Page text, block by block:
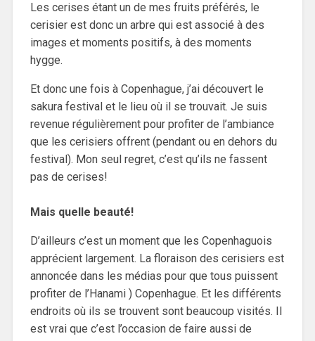
Les cerises étant un de mes fruits préférés, le
cerisier est donc un arbre qui est associé à des
images et moments positifs, à des moments
hygge.
Et donc une fois à Copenhague, j’ai découvert le
sakura festival et le lieu où il se trouvait. Je suis
revenue régulièrement pour profiter de l’ambiance
que les cerisiers offrent (pendant ou en dehors du
festival). Mon seul regret, c’est qu’ils ne fassent
pas de cerises!
Mais quelle beauté!
D’ailleurs c’est un moment que les Copenhaguois
apprécient largement. La floraison des cerisiers est
annoncée dans les médias pour que tous puissent
profiter de l’Hanami ) Copenhague. Et les différents
endroits où ils se trouvent sont beaucoup visités. Il
est vrai que c’est l’occasion de faire aussi de